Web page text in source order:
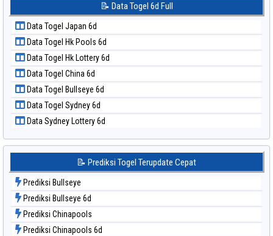
📝 Pola Dasar Taiwan
Data Togel Kuda Lari
Data Togel Magnum Cambodia
Data Togel Nagoya
Data Togel North Carolina Day
Data Togel Pcso
Data Togel Sao Paulo
Data Togel Singapore
Data Togel Sydney
Data Togel Sydney Lottery
Data Togel Sydney Lottery 6d
Data Togel Sydney Lotto
Data Togel Sydney Pools 6d
Data Togel Taipei
Data Togel Taiwan
📝 Data Togel 6d Full
Data Togel Japan 6d
Data Togel Hk Pools 6d
Data Togel Hk Lottery 6d
Data Togel China 6d
Data Togel Bullseye 6d
Data Togel Sydney 6d
Data Sydney Lottery 6d
📝 Prediksi Togel Terupdate Cepat
Prediksi Bullseye
Prediksi Bullseye 6d
Prediksi Chinapools
Prediksi Chinapools 6d